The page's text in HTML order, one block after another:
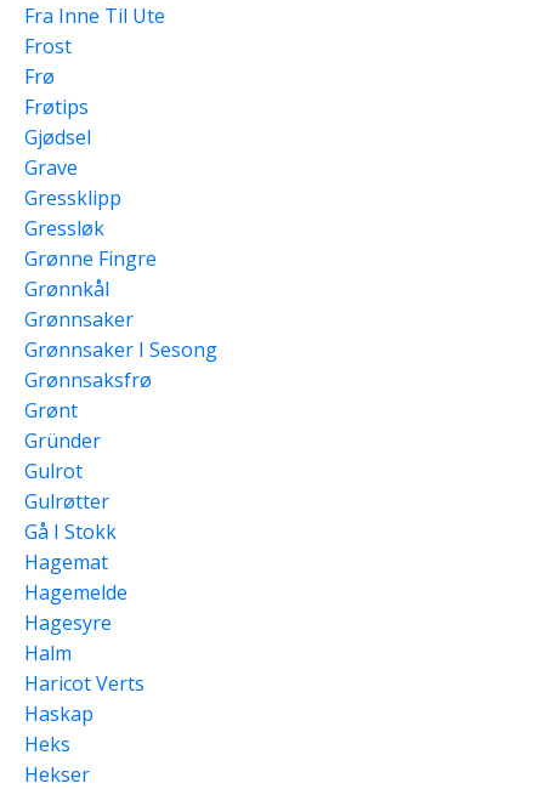
Fra Inne Til Ute
Frost
Frø
Frøtips
Gjødsel
Grave
Gressklipp
Gressløk
Grønne Fingre
Grønnkål
Grønnsaker
Grønnsaker I Sesong
Grønnsaksfrø
Grønt
Gründer
Gulrot
Gulrøtter
Gå I Stokk
Hagemat
Hagemelde
Hagesyre
Halm
Haricot Verts
Haskap
Heks
Hekser